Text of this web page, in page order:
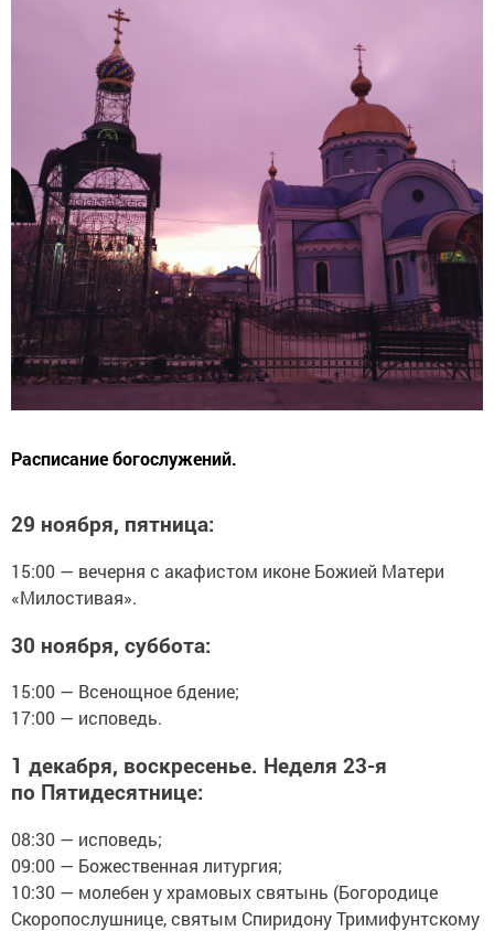
Расписание богослужений.
29 ноября, пятница:
15:00 — вечерня с акафистом иконе Божией Матери
«Милостивая».
30 ноября, суббота:
15:00 — Всенощное бдение;
17:00 — исповедь.
1 декабря, воскресенье. Неделя 23-я
по Пятидесятнице:
08:30 — исповедь;
09:00 — Божественная литургия;
10:30 — молебен у храмовых святынь (Богородице
Скоропослушнице, святым Спиридону Тримифунтскому